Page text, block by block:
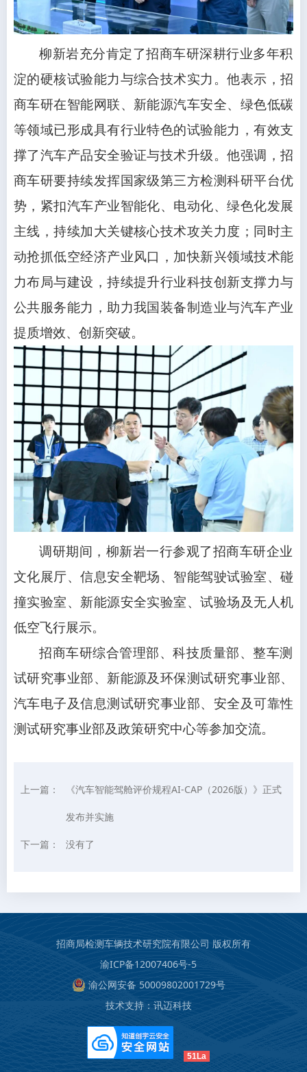
柳新岩充分肯定了招商车研深耕行业多年积
淀的硬核试验能力与综合技术实力。他表示，招
商车研在智能网联、新能源汽车安全、绿色低碳
等领域已形成具有行业特色的试验能力，有效支
撑了汽车产品安全验证与技术升级。他强调，招
商车研要持续发挥国家级第三方检测科研平台优
势，紧扣汽车产业智能化、电动化、绿色化发展
主线，持续加大关键核心技术攻关力度；同时主
动抢抓低空经济产业风口，加快新兴领域技术能
力布局与建设，持续提升行业科技创新支撑力与
公共服务能力，助力我国装备制造业与汽车产业
提质增效、创新突破。
调研期间，柳新岩一行参观了招商车研企业
文化展厅、信息安全靶场、智能驾驶试验室、碰
撞实验室、新能源安全实验室、试验场及无人机
低空飞行展示。
招商车研综合管理部、科技质量部、整车测
试研究事业部、新能源及环保测试研究事业部、
汽车电子及信息测试研究事业部、安全及可靠性
测试研究事业部及政策研究中心等参加交流。
上一篇： 《汽车智能驾舱评价规程AI-CAP（2026版）》正式
发布并实施
下一篇： 没有了
招商局检测车辆技术研究院有限公司 版权所有
渝ICP备12007406号-5
渝公网安备 50009802001729号
技术支持： 讯迈科技
51La